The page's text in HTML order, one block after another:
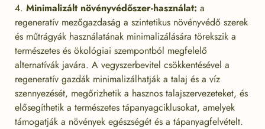
Minimalizált növényvédőszer-használat: a
regeneratív mezőgazdaság a szintetikus növényvédő szerek
és műtrágyák használatának minimalizálására törekszik a
természetes és ökológiai szempontból megfelelő
alternatívák javára. A vegyszerbevitel csökkentésével a
regeneratív gazdák minimalizálhatják a talaj és a víz
szennyezését, megőrizhetik a hasznos talajszervezeteket, és
elősegíthetik a természetes tápanyagciklusokat, amelyek
támogatják a növények egészségét és a tápanyagfelvételt.